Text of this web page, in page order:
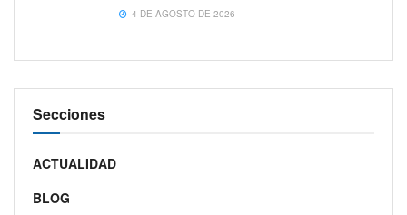
4 DE AGOSTO DE 2026
Secciones
ACTUALIDAD
BLOG